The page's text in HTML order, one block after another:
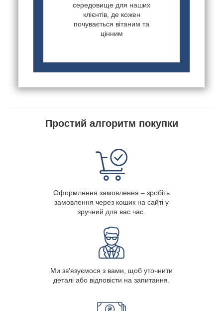
середовище для наших
клієнтів, де кожен
почувається вітаним та
цінним
Простий алгоритм покупки
Оформлення замовлення – зробіть
замовлення через кошик на сайті у
зручний для вас час.
Ми зв'язуємося з вами, щоб уточнити
деталі або відповісти на запитання.